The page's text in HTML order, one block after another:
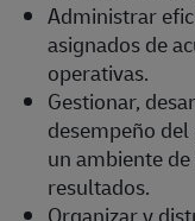
Administrar
asignados de
operativas.
Gestionar,
desempeño
un ambiente
resultados.